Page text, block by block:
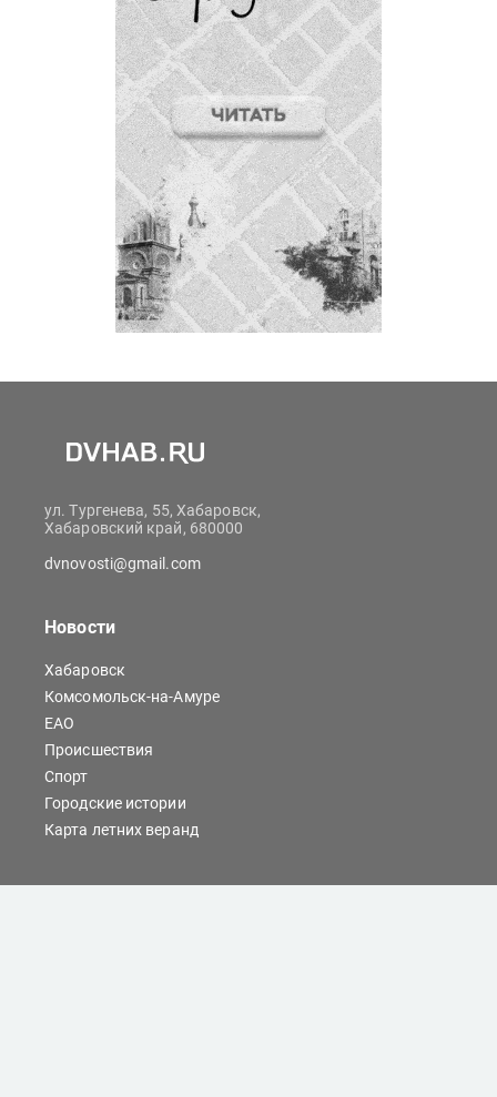
ул. Тургенева, 55, Хабаровск,
Хабаровский край, 680000
dvnovosti@gmail.com
Новости
Хабаровск
Комсомольск-на-Амуре
ЕАО
Происшествия
Спорт
Городские истории
Карта летних веранд